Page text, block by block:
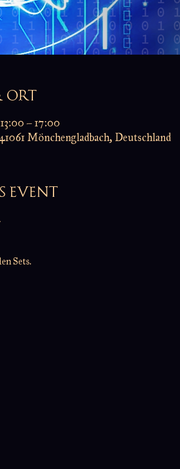
ORT
– 17:00
Mönchengladbach, Deutschland
EVENT
Sets.